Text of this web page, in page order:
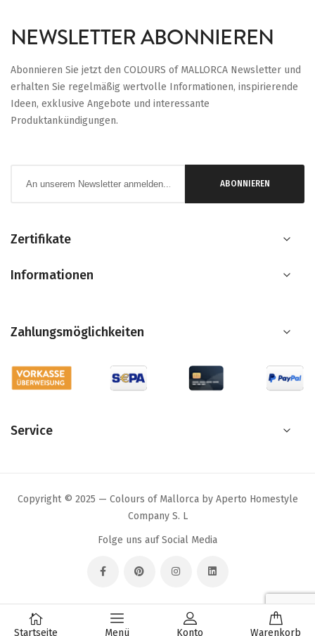
NEWSLETTER ABONNIEREN
Abonnieren Sie jetzt den COLOURS of MALLORCA Newsletter und
erhalten Sie regelmäßig wertvolle Informationen, inspirierende
Ideen, exklusive Angebote und interessante
Produktankündigungen.
ABONNIEREN
Zertifikate
Informationen
Zahlungsmöglichkeiten
Service
Copyright © 2025 — Colours of Mallorca by Aperto Homestyle
Company S. L
Folge uns auf Social Media
Startseite Menü Konto Warenkorb